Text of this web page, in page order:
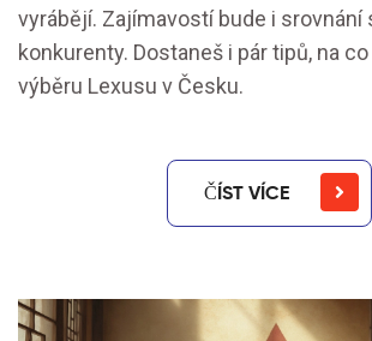
vyrábějí. Zajímavostí bude i srovnání
konkurenty. Dostaneš i pár tipů, na
výběru Lexusu v Česku.
ČÍST VÍCE